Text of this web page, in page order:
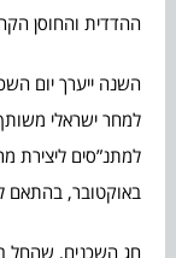
ההדדית והחוסן
השנה ייערך יום
למחר ישראלי
באוקטובר, בהתאם